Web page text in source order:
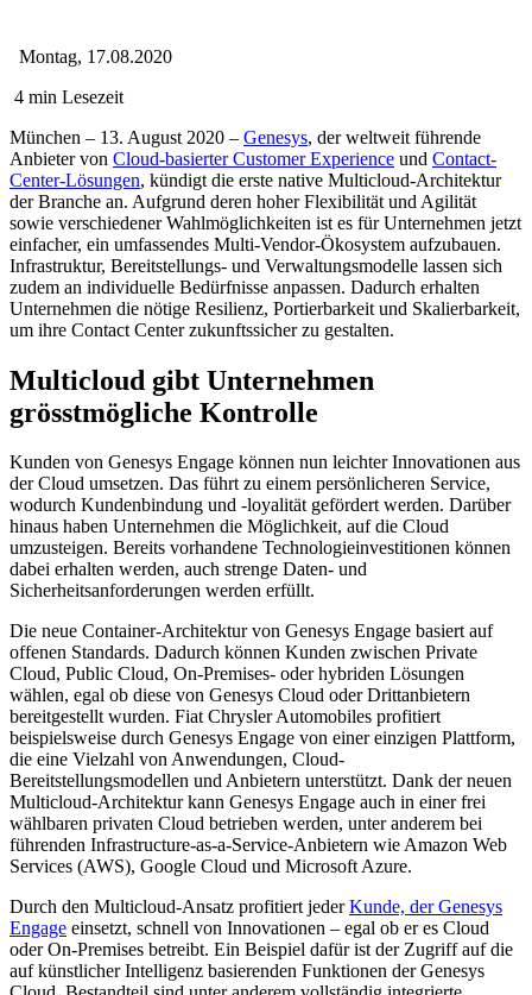
Montag, 17.08.2020
4 min Lesezeit
München – 13. August 2020 – Genesys, der weltweit führende
Anbieter von Cloud-basierter Customer Experience und Contact-
Center-Lösungen, kündigt die erste native Multicloud-Architektur
der Branche an. Aufgrund deren hoher Flexibilität und Agilität
sowie verschiedener Wahlmöglichkeiten ist es für Unternehmen jetzt
einfacher, ein umfassendes Multi-Vendor-Ökosystem aufzubauen.
Infrastruktur, Bereitstellungs- und Verwaltungsmodelle lassen sich
zudem an individuelle Bedürfnisse anpassen. Dadurch erhalten
Unternehmen die nötige Resilienz, Portierbarkeit und Skalierbarkeit,
um ihre Contact Center zukunftssicher zu gestalten.
Multicloud gibt Unternehmen
grösstmögliche Kontrolle
Kunden von Genesys Engage können nun leichter Innovationen aus
der Cloud umsetzen. Das führt zu einem persönlicheren Service,
wodurch Kundenbindung und -loyalität gefördert werden. Darüber
hinaus haben Unternehmen die Möglichkeit, auf die Cloud
umzusteigen. Bereits vorhandene Technologieinvestitionen können
dabei erhalten werden, auch strenge Daten- und
Sicherheitsanforderungen werden erfüllt.
Die neue Container-Architektur von Genesys Engage basiert auf
offenen Standards. Dadurch können Kunden zwischen Private
Cloud, Public Cloud, On-Premises- oder hybriden Lösungen
wählen, egal ob diese von Genesys Cloud oder Drittanbietern
bereitgestellt wurden. Fiat Chrysler Automobiles profitiert
beispielsweise durch Genesys Engage von einer einzigen Plattform,
die eine Vielzahl von Anwendungen, Cloud-
Bereitstellungsmodellen und Anbietern unterstützt. Dank der neuen
Multicloud-Architektur kann Genesys Engage auch in einer frei
wählbaren privaten Cloud betrieben werden, unter anderem bei
führenden Infrastructure-as-a-Service-Anbietern wie Amazon Web
Services (AWS), Google Cloud und Microsoft Azure.
Durch den Multicloud-Ansatz profitiert jederKunde, der Genesys
Engage einsetzt, schnell von Innovationen – egal ob er es Cloud
oder On-Premises betreibt. Ein Beispiel dafür ist der Zugriff auf die
auf künstlicher Intelligenz basierenden Funktionen der Genesys